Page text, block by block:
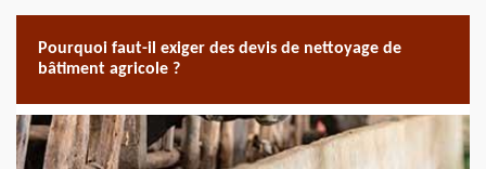
Pourquoi faut-il exiger des devis de nettoyage de
bâtiment agricole ?